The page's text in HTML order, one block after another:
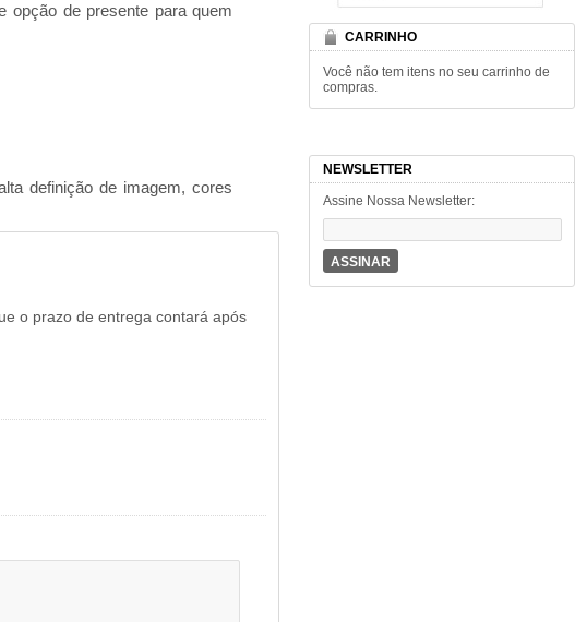
opção de presente para quem
definição de imagem, cores
o prazo de entrega contará após
CARRINHO
Você não tem itens no seu carrinho de
compras.
NEWSLETTER
Assine Nossa Newsletter:
ASSINAR